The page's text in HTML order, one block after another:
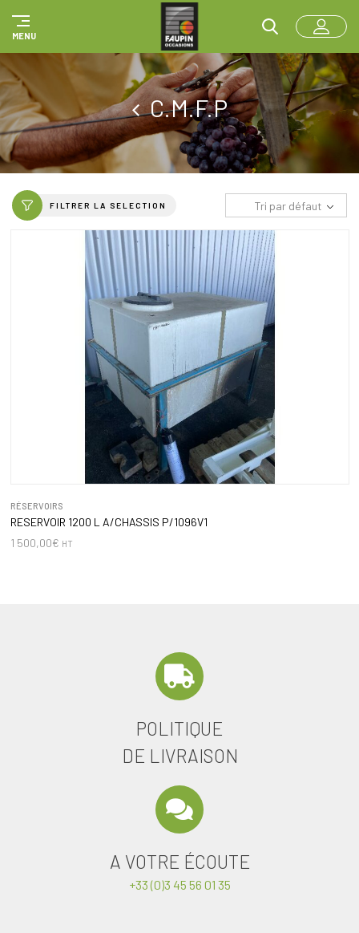
MENU
C.M.F.P
FILTRER LA SELECTION Tri par défaut
RÉSERVOIRS
RESERVOIR 1200 L A/CHASSIS P/1096V1
1 500,00€ HT
POLITIQUE
DE LIVRAISON
A VOTRE ÉCOUTE
+33 (0)3 45 56 01 35
Panneau de gestion des cookies